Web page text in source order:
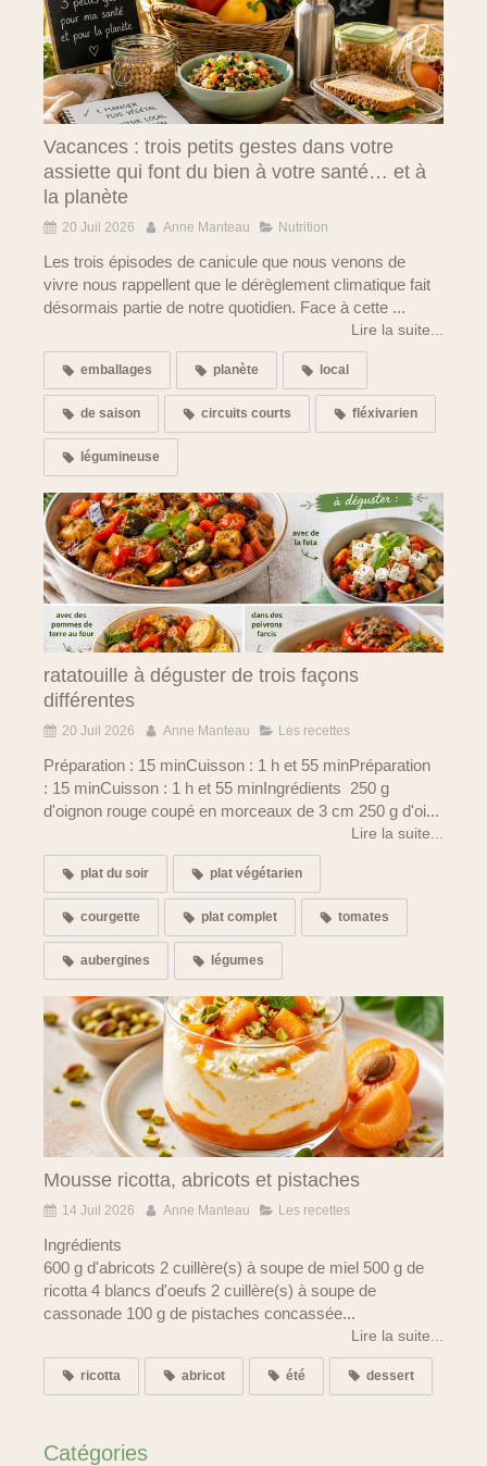
Vacances : trois petits gestes dans votre
assiette qui font du bien à votre santé… et à
la planète
20 Juil 2026 Anne Manteau Nutrition
Les trois épisodes de canicule que nous venons de
vivre nous rappellent que le dérèglement climatique fait
désormais partie de notre quotidien. Face à cette ...
Lire la suite...
emballages planète local
de saison circuits courts fléxivarien
légumineuse
ratatouille à déguster de trois façons
différentes
20 Juil 2026 Anne Manteau Les recettes
Préparation : 15 minCuisson : 1 h et 55 minPréparation
: 15 minCuisson : 1 h et 55 minIngrédients 250 g
d'oignon rouge coupé en morceaux de 3 cm 250 g d'oi...
Lire la suite...
plat du soir plat végétarien
courgette plat complet tomates
aubergines légumes
Mousse ricotta, abricots et pistaches
14 Juil 2026 Anne Manteau Les recettes
Ingrédients
600 g d'abricots 2 cuillère(s) à soupe de miel 500 g de
ricotta 4 blancs d'oeufs 2 cuillère(s) à soupe de
cassonade 100 g de pistaches concassée...
Lire la suite...
ricotta abricot été dessert
Catégories